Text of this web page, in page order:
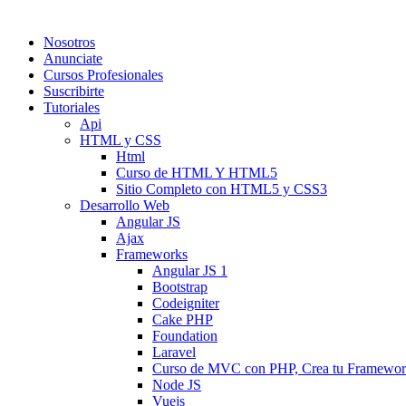
Nosotros
Anunciate
Cursos Profesionales
Suscribirte
Tutoriales
Api
HTML y CSS
Html
Curso de HTML Y HTML5
Sitio Completo con HTML5 y CSS3
Desarrollo Web
Angular JS
Ajax
Frameworks
Angular JS 1
Bootstrap
Codeigniter
Cake PHP
Foundation
Laravel
Curso de MVC con PHP, Crea tu
Node JS
Vuejs